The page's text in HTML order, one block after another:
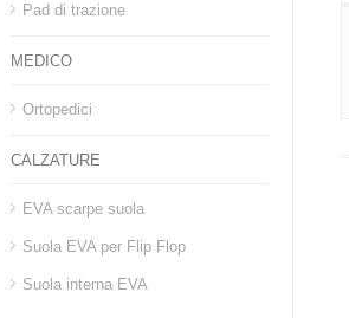
Pad di trazione
MEDICO
Ortopedici
CALZATURE
EVA scarpe suola
Suola EVA per Flip Flop
Suola interna EVA